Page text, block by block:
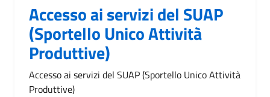
Accesso ai servizi del SUAP
(Sportello Unico Attività
Produttive)
Accesso ai servizi del SUAP (Sportello Unico Attività
Produttive)